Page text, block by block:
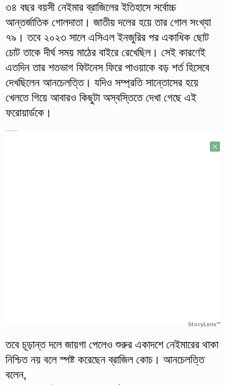
৩৪ বছর বয়সী নেইমার ব্রাজিলের ইতিহাসে সর্বোচ্চ
আন্তর্জাতিক গোলদাতা। জাতীয় দলের হয়ে তার গোল সংখ্যা
৭৯। তবে ২০২৩ সালে এসিএল ইনজুরির পর একাধিক ছোট
চোট তাকে দীর্ঘ সময় মাঠের বাইরে রেখেছিল। সেই কারণেই
এতদিন তার শতভাগ ফিটনেস ফিরে পাওয়াকে বড় শর্ত হিসেবে
দেখছিলেন আনচেলত্তি। যদিও সম্প্রতি সান্তোসের হয়ে
খেলতে গিয়ে আবারও কিছুটা অস্বস্তিতে দেখা গেছে এই
ফরোয়ার্ডকে।
StoryLens™
তবে চূড়ান্ত দলে জায়গা পেলেও শুরুর একাদশে নেইমারের থাকা
নিশ্চিত নয় বলে স্পষ্ট করেছেন ব্রাজিল কোচ। আনচেলত্তি
বলেন,